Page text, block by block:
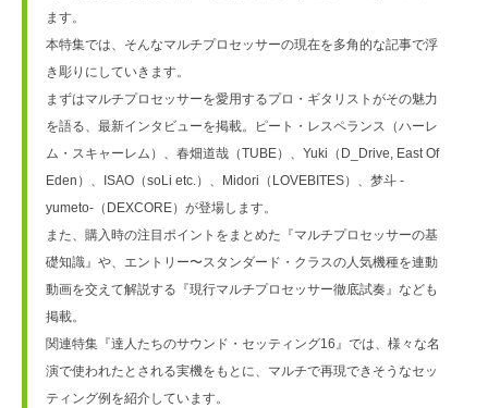
ます。
本特集では、そんなマルチプロセッサーの現在を多角的な記事で浮
き彫りにしていきます。
まずはマルチプロセッサーを愛用するプロ・ギタリストがその魅力
を語る、最新インタビューを掲載。ピート・レスペランス（ハーレ
ム・スキャーレム）、春畑道哉（TUBE）、Yuki（D_Drive, East Of
Eden）、ISAO（soLi etc.）、Midori（LOVEBITES）、梦斗 -
yumeto-（DEXCORE）が登場します。
また、購入時の注目ポイントをまとめた『マルチプロセッサーの基
礎知識』や、エントリー〜スタンダード・クラスの人気機種を連動
動画を交えて解説する『現行マルチプロセッサー徹底試奏』なども
掲載。
関連特集『達人たちのサウンド・セッティング16』では、様々な名
演で使われたとされる実機をもとに、マルチで再現できそうなセッ
ティング例を紹介しています。